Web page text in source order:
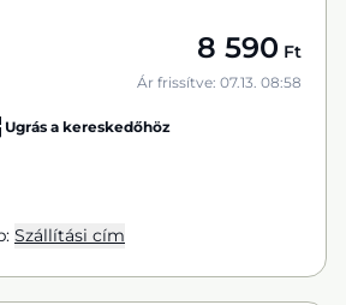
8 590 Ft
Ár frissítve: 07.13. 08:58
Ugrás a kereskedőhöz
Szállítási cím